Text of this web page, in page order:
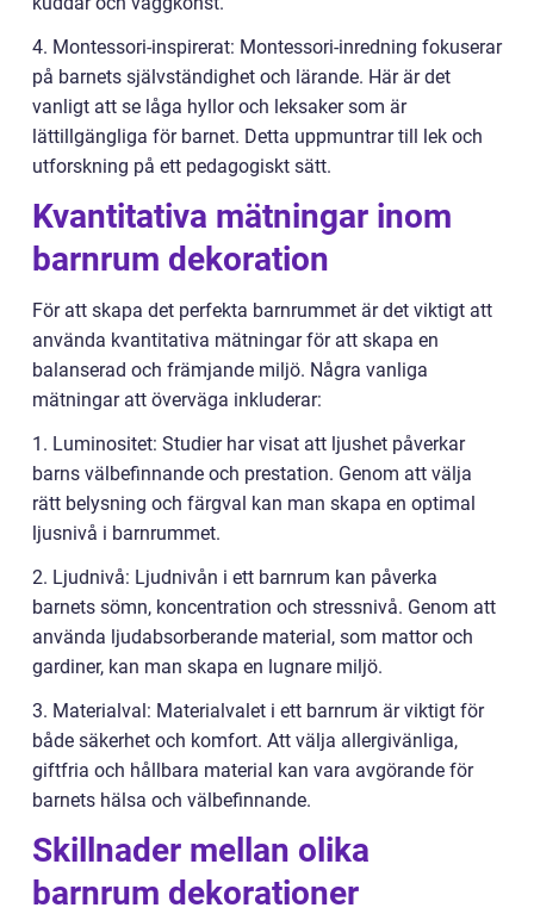
4. Montessori-inspirerat: Montessori-inredning fokuserar
på barnets självständighet och lärande. Här är det
vanligt att se låga hyllor och leksaker som är
lättillgängliga för barnet. Detta uppmuntrar till lek och
utforskning på ett pedagogiskt sätt.
Kvantitativa mätningar inom
barnrum dekoration
För att skapa det perfekta barnrummet är det viktigt att
använda kvantitativa mätningar för att skapa en
balanserad och främjande miljö. Några vanliga
mätningar att överväga inkluderar:
1. Luminositet: Studier har visat att ljushet påverkar
barns välbefinnande och prestation. Genom att välja
rätt belysning och färgval kan man skapa en optimal
ljusnivå i barnrummet.
2. Ljudnivå: Ljudnivån i ett barnrum kan påverka
barnets sömn, koncentration och stressnivå. Genom att
använda ljudabsorberande material, som mattor och
gardiner, kan man skapa en lugnare miljö.
3. Materialval: Materialvalet i ett barnrum är viktigt för
både säkerhet och komfort. Att välja allergivänliga,
giftfria och hållbara material kan vara avgörande för
barnets hälsa och välbefinnande.
Skillnader mellan olika
barnrum dekorationer